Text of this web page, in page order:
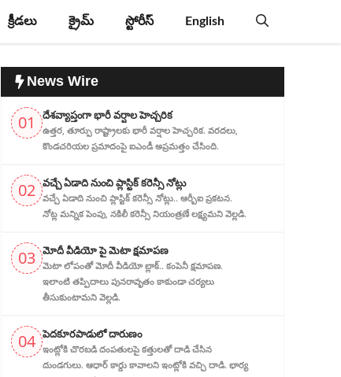
క్రీడలు క్రైమ్ స్టోరీస్ English
News Wire
01 దేశవ్యాప్తంగా భారీ వర్షాల హెచ్చరిక
ఉత్తర, తూర్పు రాష్ట్రాలకు భారీ వర్షాల హెచ్చరిక. వరదలు,
కొండచరియల ప్రమాదంపై ఐఎండీ అప్రమత్తం చేసింది.
02 వచ్చే ఏడాది నుంచి ప్లాస్టిక్ కరెన్సీ నోట్లు
వచ్చే ఏడాది నుంచి ప్లాస్టిక్ కరెన్సీ నోట్లు.. ఆర్బీఐ ప్రకటన.
నోట్ల మన్నిక పెంపు, నకిలీ కరెన్సీ నియంత్రణే లక్ష్యమని వెల్లడి.
03 మోదీ వీడియో పై మెటా క్షమాపణ
మెటా లోపంతో మోదీ వీడియో బ్లాక్.. కంపెనీ క్షమాపణ.
ఇలాంటి తప్పిదాలు పునరావృతం కాకుండా చర్యలు
తీసుకుంటామని వెల్లడి.
04 పెదకూరపాడులో దారుణం
ఇంట్లోకి చొరబడి దంపతులపై కత్తులతో దాడి చేసిన
దుండగులు. ఆధార్ కార్డు కావాలని ఇంట్లోకి వచ్చి దాడి. భార్య